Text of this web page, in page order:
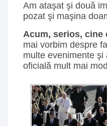
Am ataşat şi două
pozat şi maşina
Acum, serios,
mai vorbim despre
multe evenimente
oficială mult mai